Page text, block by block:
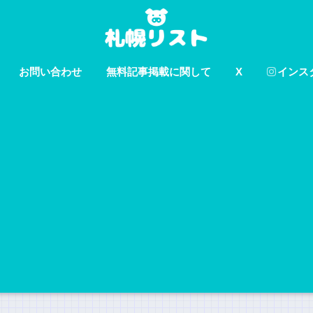
お問い合わせ 無料記事掲載に関して X インス